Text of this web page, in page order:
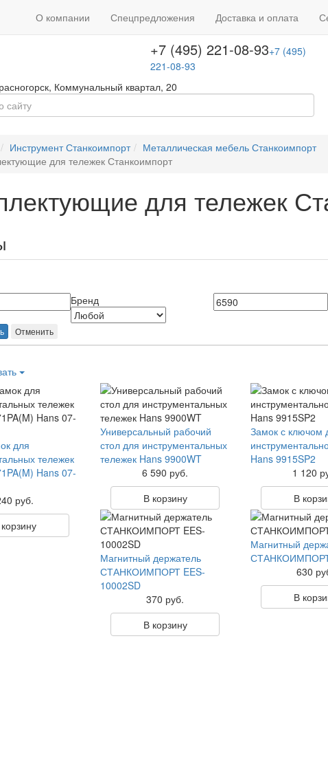
О компании Спецпредложения Доставка и оплата
до 18:00
+7 (495) 646-08-66
646-08-66
+7 (495) 221-08-93+7 (495)
221-08-93
, Коммунальный квартал, 20
Инструмент Станкоимпорт
Металлическая мебель Станкоимпорт
для тележек Станкоимпорт
для тележек
Бренд
Отменить
для
тележек
Hans 07-
руб.
Универсальный рабочий
стол для инструментальных
тележек Hans 9900WT
6 590 руб.
В корзину
Замок с ключом
Hans 9915SP2
1 120
В
Магнитный держатель
СТАНКОИМПОРТ EES-
10002SD
370 руб.
В корзину
Магнитный
СТАНКОИМПОРТ
630
В